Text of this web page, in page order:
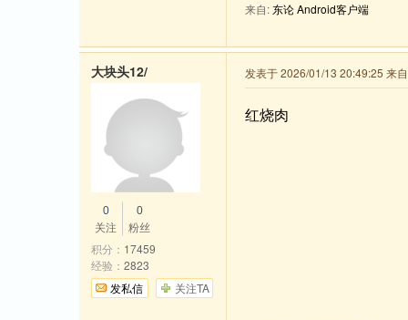
来自:东论 Android客户端
发表于 2026/01/13 20:49:25 来
红烧肉
大块头12/
0
关注
0
粉丝
积分： 17459
经验： 2823
发私信
关注TA